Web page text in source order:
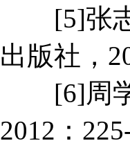
[5]张志
出版社，
[6]周学
2012：